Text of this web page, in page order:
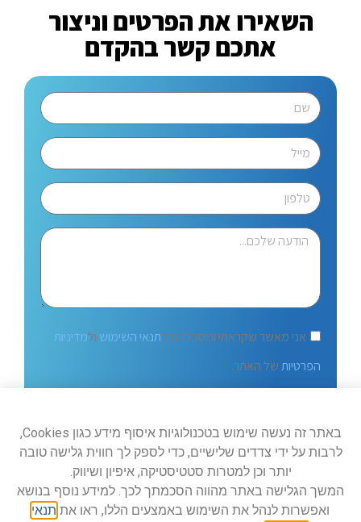
השאירו את הפרטים וניצור
אתכם קשר בהקדם
אני מאשר שקראתי ומסכים/ה לתנאי השימוש ולמדיניות
הפרטיותשל האתר.
באתר זה נעשה שימוש בטכנולוגיות איסוף מידע כגון Cookies,
לרבות על ידי צדדים שלישיים, כדי לספק לך חווית גלישה טובה
יותר וכן למטרות סטטיסטיקה, איפיון ושיווק.
המשך הגלישה באתר מהווה הסכמתך לכך. למידע נוסף בנושא
ואפשרות לנהל את השימוש באמצעים הללו, ראו את תנאי